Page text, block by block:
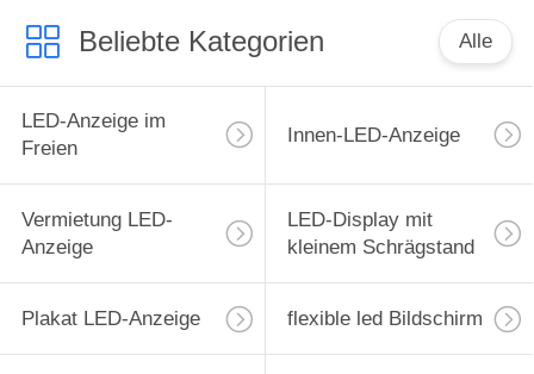
Beliebte Kategorien Alle
LED-Anzeige im
Freien
Innen-LED-Anzeige
Vermietung LED-
Anzeige
LED-Display mit
kleinem Schrägstand
Plakat LED-Anzeige flexible led Bildschirm